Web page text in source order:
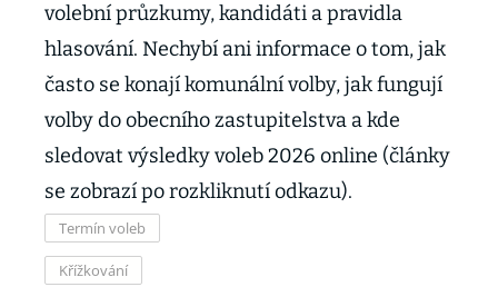
volební průzkumy, kandidáti a pravidla
hlasování. Nechybí ani informace o tom, jak
často se konají komunální volby, jak fungují
volby do obecního zastupitelstva a kde
sledovat výsledky voleb 2026 online (články
se zobrazí po rozkliknutí odkazu).
Termín voleb
Křížkování